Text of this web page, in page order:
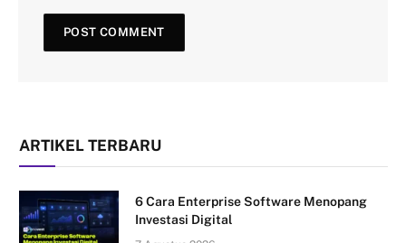
ARTIKEL TERBARU
6 Cara Enterprise Software Menopang
Investasi Digital